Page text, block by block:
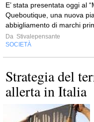
E’ stata presentata oggi al
Queboutique, una nuova
abbigliamento di marchi
Da Stivalepensante
SOCIETÀ
Strategia del
allerta in Italia